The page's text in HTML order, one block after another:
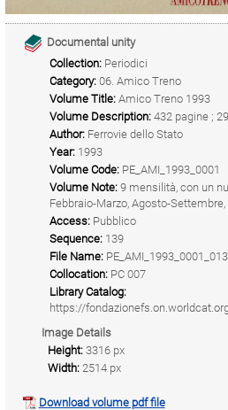
Documental unity
Collection: Periodici
Category: 06. Amico Treno
Volume Title: Amico Treno 1993
Volume Description: 432 pagine ;
Author: Ferrovie dello Stato
Year: 1993
Volume Code: PE_AMI_1993_0001
Volume Note: 9 mensilità, con un
Febbraio-Marzo, Agosto-
Access: Pubblico
Sequence: 139
File Name:
Collocation: PC 007
Library Catalog:
https://
Image Details
Height: 3316 px
Width: 2514 px
Download volume pdf file